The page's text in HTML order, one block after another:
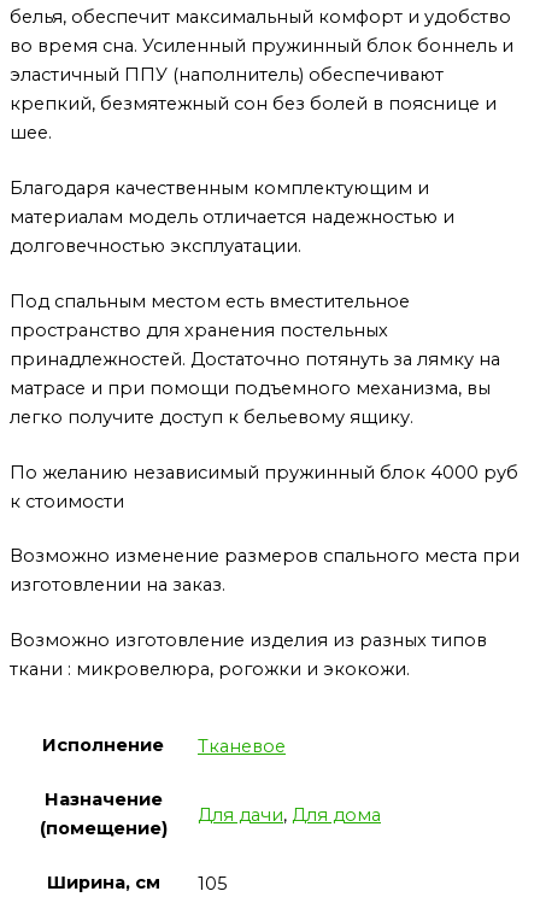
белья, обеспечит максимальный комфорт и удобство
во время сна. Усиленный пружинный блок боннель и
эластичный ППУ (наполнитель) обеспечивают
крепкий, безмятежный сон без болей в пояснице и
шее.
Благодаря качественным комплектующим и
материалам модель отличается надежностью и
долговечностью эксплуатации.
Под спальным местом есть вместительное
пространство для хранения постельных
принадлежностей. Достаточно потянуть за лямку на
матрасе и при помощи подъемного механизма, вы
легко получите доступ к бельевому ящику.
По желанию независимый пружинный блок 4000 руб
к стоимости
Возможно изменение размеров спального места при
изготовлении на заказ.
Возможно изготовление изделия из разных типов
ткани : микровелюра, рогожки и экокожи.
Исполнение Тканевое
Назначение
(помещение)
Для дачи, Для дома
Ширина, см 105